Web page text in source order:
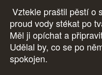
Vztekle praštil pěstí o
proud vody stékat po
Měl ji opíchat a
Udělal by, co se po
spokojen.